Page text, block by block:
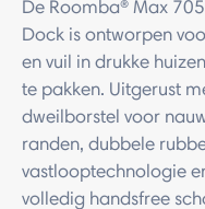
De Roomba® Max
Dock is ontworpen
en vuil in drukke
te pakken. Uitgerust
dweilborstel voor
randen, dubbele
vastlooptechnologie
volledig handsfree